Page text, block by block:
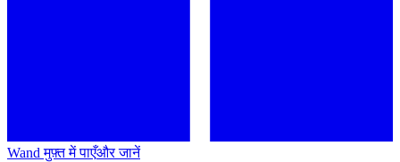
Wand मुफ़्त में पाएँऔर जानें